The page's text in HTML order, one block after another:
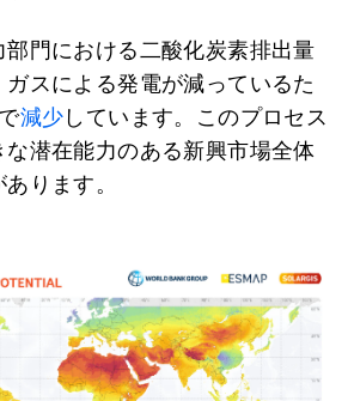
門における二酸化炭素排出量
スによる発電が減っているた
減少しています。このプロセス
潜在能力のある新興市場全体
ります。